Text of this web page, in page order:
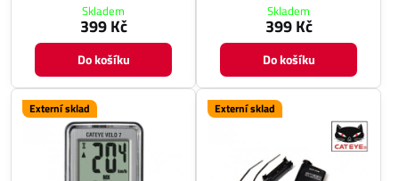
Skladem
399 Kč
Do košíku
Skladem
399 Kč
Do košíku
Externí sklad Externí sklad